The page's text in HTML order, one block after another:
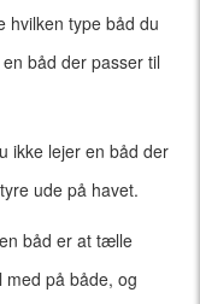
hvilken type båd du
båd der passer til
ikke lejer en båd der
ude på havet.
båd er at tælle
på både, og